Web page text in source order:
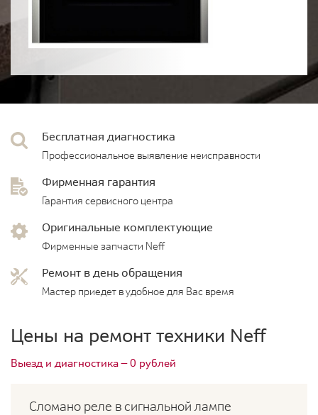
Бесплатная диагностика
Профессиональное выявление неисправности
Фирменная гарантия
Гарантия сервисного центра
Оригинальные комплектующие
Фирменные запчасти Neff
Ремонт в день обращения
Мастер приедет в удобное для Вас время
Цены на ремонт техники Neff
Выезд и диагностика — 0 рублей
Сломано реле в сигнальной лампе